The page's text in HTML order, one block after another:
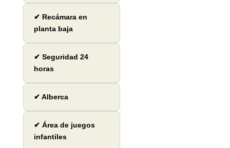
✔ Recámara en
planta baja
✔ Seguridad 24
horas
✔ Alberca
✔ Área de juegos
infantiles